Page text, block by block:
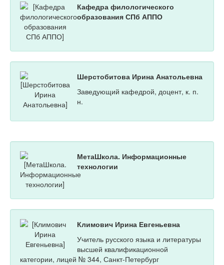
Кафедра филологического
образования СПб АППО
Шерстобитова Ирина Анатольевна
Заведующий кафедрой, доцент, к. п.
н.
МетаШкола. Информационные
технологии
Климович Ирина Евгеньевна
Учитель русского языка и литературы
высшей квалификационной
категории, лицей № 344, Санкт-Петербург